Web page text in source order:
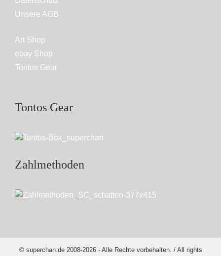
Unsere AGB
Art Shop
ebay Shop
Tontos Gear
Tontos Gear
Zahlmethoden
© superchan.de 2008-2026 - Alle Rechte vorbehalten. / All rights